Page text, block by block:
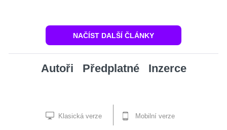
NAČÍST DALŠÍ ČLÁNKY
Autoři Předplatné Inzerce
Klasická verze Mobilní verze